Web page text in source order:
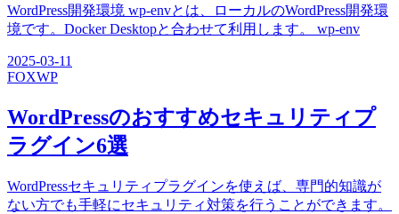
WordPress開発環境 wp-envとは、ローカルのWordPress開発環
境です。Docker Desktopと合わせて利用します。 wp-env
2025-03-11
FOXWP
WordPressのおすすめセキュリティプ
ラグイン6選
WordPressセキュリティプラグインを使えば、専門的知識が
ない方でも手軽にセキュリティ対策を行うことができます。